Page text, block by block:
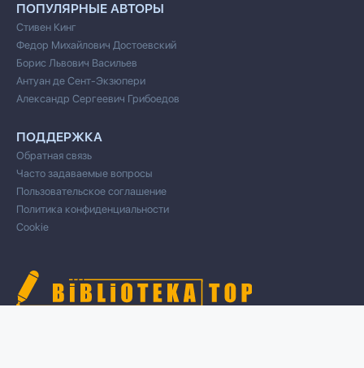
ПОПУЛЯРНЫЕ АВТОРЫ
Стивен Кинг
Федор Михайлович Достоевский
Борис Львович Васильев
Антуан де Сент-Экзюпери
Александр Сергеевич Грибоедов
ПОДДЕРЖКА
Обратная связь
Часто задаваемые вопросы
Пользовательское соглашение
Политика конфиденциальности
Cookie